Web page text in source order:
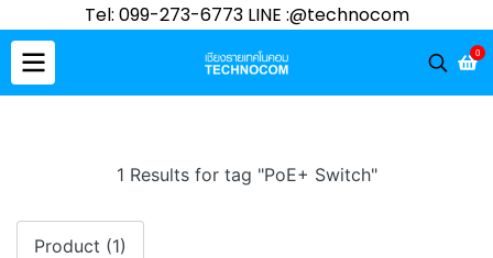
Tel: 099-273-6773 LINE :@technocom
0
1 Results for tag "PoE+ Switch"
Product (1)